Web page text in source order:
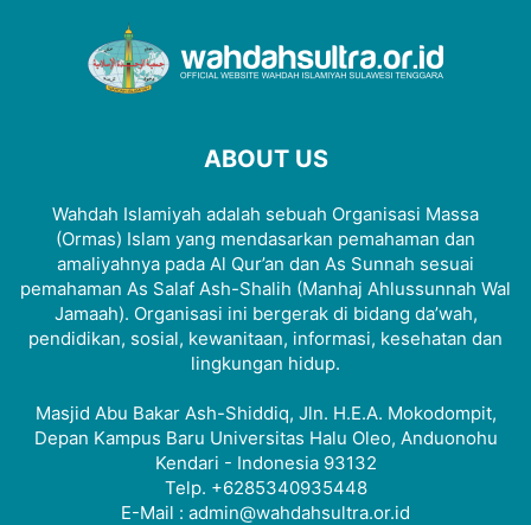
ABOUT US
Wahdah Islamiyah adalah sebuah Organisasi Massa
(Ormas) Islam yang mendasarkan pemahaman dan
amaliyahnya pada Al Qur’an dan As Sunnah sesuai
pemahaman As Salaf Ash-Shalih (Manhaj Ahlussunnah Wal
Jamaah). Organisasi ini bergerak di bidang da’wah,
pendidikan, sosial, kewanitaan, informasi, kesehatan dan
lingkungan hidup.
Masjid Abu Bakar Ash-Shiddiq, Jln. H.E.A. Mokodompit,
Depan Kampus Baru Universitas Halu Oleo, Anduonohu
Kendari - Indonesia 93132
Telp. +6285340935448
E-Mail : admin@wahdahsultra.or.id